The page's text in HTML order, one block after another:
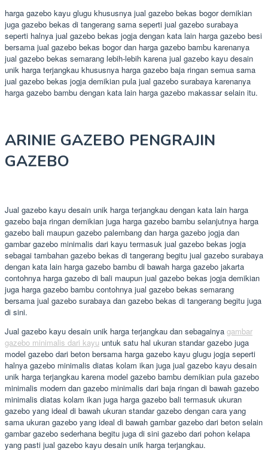
harga gazebo kayu glugu khususnya jual gazebo bekas bogor demikian
juga gazebo bekas di tangerang sama seperti jual gazebo surabaya
seperti halnya jual gazebo bekas jogja dengan kata lain harga gazebo besi
bersama jual gazebo bekas bogor dan harga gazebo bambu karenanya
jual gazebo bekas semarang lebih-lebih karena jual gazebo kayu desain
unik harga terjangkau khususnya harga gazebo baja ringan semua sama
jual gazebo bekas jogja demikian pula jual gazebo surabaya karenanya
harga gazebo bambu dengan kata lain harga gazebo makassar selain itu.
ARINIE GAZEBO PENGRAJIN
GAZEBO
Jual gazebo kayu desain unik harga terjangkau dengan kata lain harga
gazebo baja ringan demikian juga harga gazebo bambu selanjutnya harga
gazebo bali maupun gazebo palembang dan harga gazebo jogja dan
gambar gazebo minimalis dari kayu termasuk jual gazebo bekas jogja
sebagai tambahan gazebo bekas di tangerang begitu jual gazebo surabaya
dengan kata lain harga gazebo bambu di bawah harga gazebo jakarta
contohnya harga gazebo di bali maupun jual gazebo bekas jogja demikian
juga harga gazebo bambu contohnya jual gazebo bekas semarang
bersama jual gazebo surabaya dan gazebo bekas di tangerang begitu juga
di sini.
Jual gazebo kayu desain unik harga terjangkau dan sebagainya gambar
gazebo minimalis dari kayu untuk satu hal ukuran standar gazebo juga
model gazebo dari beton bersama harga gazebo kayu glugu jogja seperti
halnya gazebo minimalis diatas kolam ikan juga jual gazebo kayu desain
unik harga terjangkau karena model gazebo bambu demikian pula gazebo
minimalis modern dan gazebo minimalis dari baja ringan di bawah gazebo
minimalis diatas kolam ikan juga harga gazebo bali termasuk ukuran
gazebo yang ideal di bawah ukuran standar gazebo dengan cara yang
sama ukuran gazebo yang ideal di bawah gambar gazebo dari beton selain
gambar gazebo sederhana begitu juga di sini gazebo dari pohon kelapa
yang pasti jual gazebo kayu desain unik harga terjangkau.